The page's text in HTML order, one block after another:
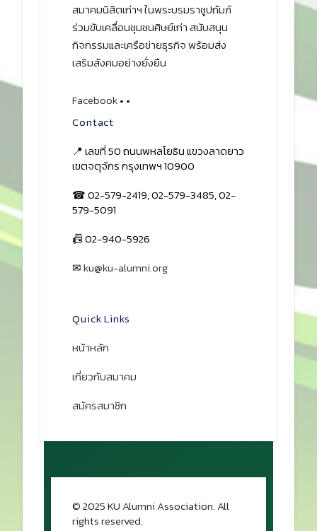
สมาคมนิสิตเก่าฯ ในพระบรมราชูปถัมภ์
ร่วมขับเคลื่อนชุมชนศิษย์เก่า สนับสนุน
กิจกรรมและเครือข่ายธุรกิจ พร้อมส่ง
เสริมสังคมอย่างยั่งยืน
Facebook• •
Contact
📍 เลขที่ 50 ถนนพหลโยธิน แขวงลาดยาว
เขตจตุจักร กรุงเทพฯ 10900
☎ 02-579-2419, 02-579-3485, 02-
579-5091
📠 02-940-5926
✉ku@ku-alumni.org
Quick Links
หน้าหลัก
เกี่ยวกับสมาคม
สมัครสมาชิก
© 2025 KU Alumni Association. All
rights reserved.